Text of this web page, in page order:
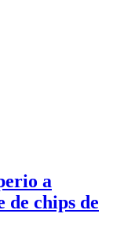
a
de chips de